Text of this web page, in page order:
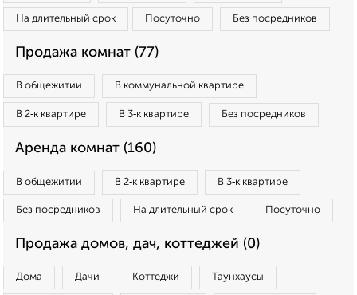
На длительный срок Посуточно Без посредников
Продажа комнат (77)
В общежитии В коммунальной квартире
В 2‑к квартире В 3‑к квартире Без посредников
Аренда комнат (160)
В общежитии В 2‑к квартире В 3‑к квартире
Без посредников На длительный срок Посуточно
Продажа домов, дач, коттеджей (0)
Дома Дачи Коттеджи Таунхаусы